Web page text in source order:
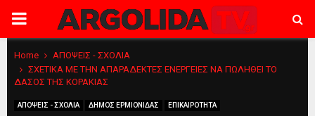
PRIMARY
MENU
Home
ΑΠΟΨΕΙΣ - ΣΧΟΛΙΑ
ΣΧΕΤΙΚΑ ΜΕ ΤΗΝ ΑΠΑΡΑΔΕΚΤΕΣ ΕΝΕΡΓΕΙΕΣ ΝΑ ΠΩΛΗΘΕΙ ΤΟ
ΔΑΣΟΣ ΤΗΣ ΚΟΡΑΚΙΑΣ
ΑΠΟΨΕΙΣ - ΣΧΟΛΙΑ ΔΗΜΟΣ ΕΡΜΙΟΝΙΔΑΣ ΕΠΙΚΑΙΡΟΤΗΤΑ